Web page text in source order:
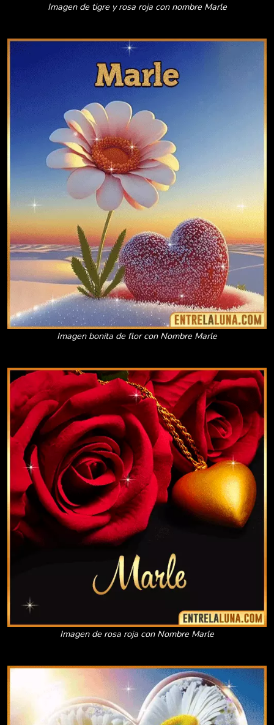
Imagen de tigre y rosa roja con nombre Marle
Imagen bonita de flor con Nombre Marle
Imagen de rosa roja con Nombre Marle